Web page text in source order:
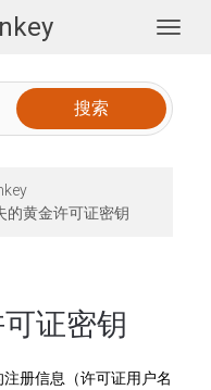
的黄金许可证密钥
证密钥
册信息（许可证用户名